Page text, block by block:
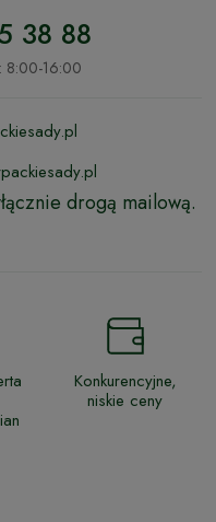
38 88
8:00-16:00
drogą mailową.
Konkurencyjne,
niskie ceny